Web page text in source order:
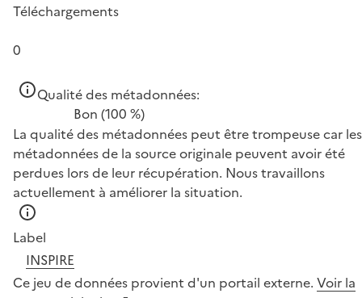
Téléchargements
0
Qualité des métadonnées:
Bon (100 %)
La qualité des métadonnées peut être trompeuse car les
métadonnées de la source originale peuvent avoir été
perdues lors de leur récupération. Nous travaillons
actuellement à améliorer la situation.
Label
INSPIRE
Ce jeu de données provient d'un portail externe. Voir la